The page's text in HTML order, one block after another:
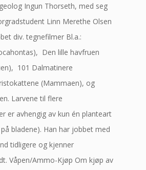
Ingun Thorseth, med seg
Linn Merethe Olsen
div. tegnefilmer Bl.a.:
Den lille havfruen
101 Dalmatinere
(Mammaen), og
Larvene til flere
er avhengig av kun én planteart
bladene). Han har jobbet med
tidligere og kjenner
Våpen/Ammo-Kjøp Om kjøp av